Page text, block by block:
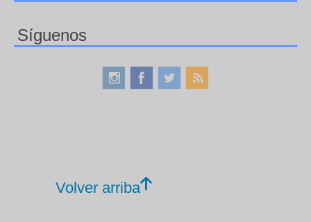
Síguenos
Volver arriba